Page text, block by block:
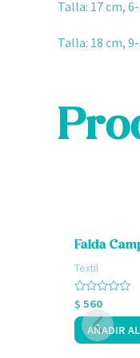
Talla: 17 cm,
Talla: 18 cm,
Falda
Textil
Valorado
con
0
de
5
$ 560
AÑADIR